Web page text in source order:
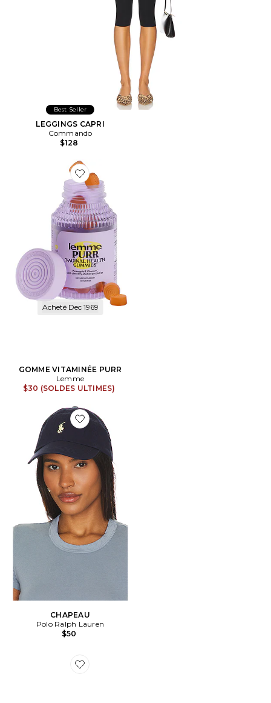
Best Seller
LEGGINGS CAPRI
Commando
$128
Favorite GOMME VITAMINÉE PURR
Acheté Dec 1969
GOMME VITAMINÉE PURR
Lemme
$30 (SOLDES ULTIMES)
Favorite CHAPEAU
CHAPEAU
Polo Ralph Lauren
$50
Favorite SNEAKERS GEL-1130